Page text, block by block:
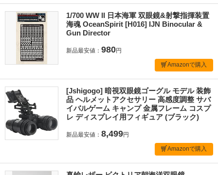
1/700 WW II 日本海軍 双眼鏡&射撃指揮装置
海魂 OceanSpirit [H016] IJN Binocular &
Gun Director
新品最安値： 980円
Amazonで購入
[Jshigogo] 暗視双眼鏡ゴーグル モデル 装飾
品 ヘルメットアクセサリー 高感度調整 サバ
イバルゲーム キャンプ 金属フレーム コスプ
レ ディスプレイ用フィギュア (ブラック)
新品最安値： 8,499円
Amazonで購入